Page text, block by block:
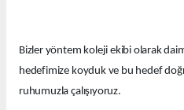
Bizler yöntem koleji ekibi olarak
hedefimize koyduk ve bu hedef
ruhumuzla çalışıyoruz.